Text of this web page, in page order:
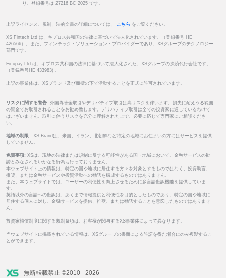
り、登録番号は 27216 BC 2025 です。
上記ライセンス、規制、法的文書の詳細については、 こちら をご覧ください。
XS Fintech Ltd は、キプロス共和国の法律に基づいて法人化されています。（登録番号 HE
426566）。また、フィンテック・ソリューション・プロバイダーであり、XSグループのテクノロジー
部門です。
Ficupay Ltd は、キプロス共和国の法律に基づいて法人化された、XSグループの決済代行会社です。
（登録番号HE 433983) 。
上記の事業体は、XSブランド及び商標の下で活動することを正式に許可されています。
リスクに関する警告: 外国為替金取引やデリバティブ取引は高リスクを伴います。損失に耐えうる範囲
の資金でお取引されることをお勧め致します。デリバティブ取引は全ての投資家に適しているわけで
はございません。取引に伴うリスクを充分に理解された上で、必要に応じて専門家にご相談くださ
い。
地域の制限 : XS Brandは、米国、イラン、北朝鮮など特定の地域にお住まいの方にはサービスを提供
していません。
免責事項: XSは、現地の法律または規制に反する可能性がある国・地域において、金融サービスの勧
誘とみなされるいかなる行為も行っておりません。
本ウェブサイト上の情報は、特定の国や地域に居住する方々を対象とするものではなく、投資助言、
推奨、または金融サービスや投資活動への勧誘を構成するものではありません。
また、本ウェブサイトでは、ユーザーの利便性を向上させるために多言語翻訳機能を提供していま
す。
英語以外の言語への翻訳は、あくまで情報提供と利便性を目的としたものであり、特定の国や地域に
居住する個人に対し、金融サービスを提供、推奨、または勧誘することを意図したものではありませ
ん。
投資家補償制度に関する規制条項は、お客様が関与するXS事業体によって異なります。
当ウェブサイトに掲載されている情報は、XSグループの書面による許諾を得た場合にのみ複製するこ
とができます。
無断転載禁止 ©2010 - 2026